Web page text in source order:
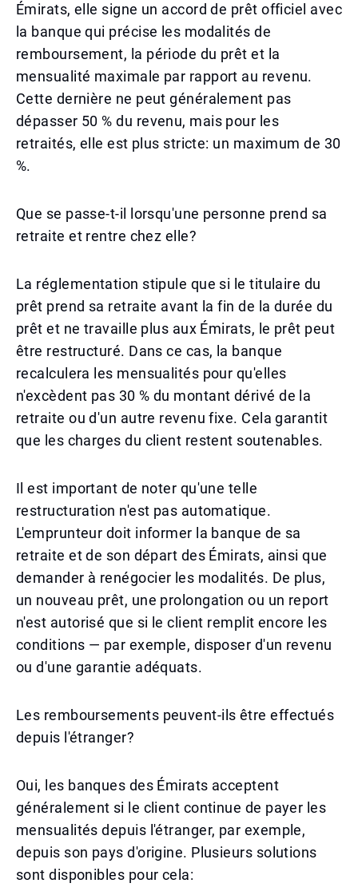
Émirats, elle signe un accord de prêt officiel avec
la banque qui précise les modalités de
remboursement, la période du prêt et la
mensualité maximale par rapport au revenu.
Cette dernière ne peut généralement pas
dépasser 50 % du revenu, mais pour les
retraités, elle est plus stricte: un maximum de 30
%.
Que se passe-t-il lorsqu'une personne prend sa
retraite et rentre chez elle?
La réglementation stipule que si le titulaire du
prêt prend sa retraite avant la fin de la durée du
prêt et ne travaille plus aux Émirats, le prêt peut
être restructuré. Dans ce cas, la banque
recalculera les mensualités pour qu'elles
n'excèdent pas 30 % du montant dérivé de la
retraite ou d'un autre revenu fixe. Cela garantit
que les charges du client restent soutenables.
Il est important de noter qu'une telle
restructuration n'est pas automatique.
L'emprunteur doit informer la banque de sa
retraite et de son départ des Émirats, ainsi que
demander à renégocier les modalités. De plus,
un nouveau prêt, une prolongation ou un report
n'est autorisé que si le client remplit encore les
conditions — par exemple, disposer d'un revenu
ou d'une garantie adéquats.
Les remboursements peuvent-ils être effectués
depuis l'étranger?
Oui, les banques des Émirats acceptent
généralement si le client continue de payer les
mensualités depuis l'étranger, par exemple,
depuis son pays d'origine. Plusieurs solutions
sont disponibles pour cela: